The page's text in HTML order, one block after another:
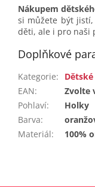
Nákupem
si můžete být
děti, ale i pro naši
Doplňkové
Kategorie:
EAN:
Zvolte
Pohlaví:
Holky
Barva:
Materiál: 100%